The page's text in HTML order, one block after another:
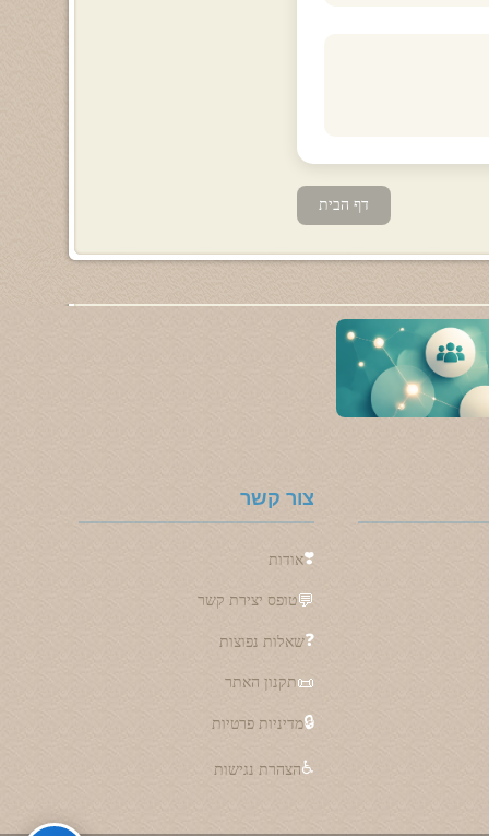
דף הבית
צור קשר
❣️אודות
💬טופס יצירת קשר
❓שאלות נפוצות
📜תקנון האתר
🔒מדיניות פרטיות
♿הצהרת נגישות